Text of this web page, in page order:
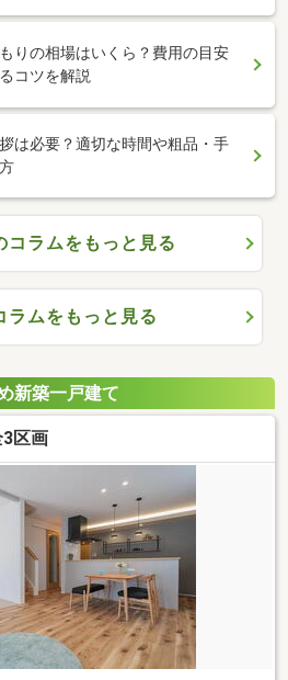
りの相場はいくら？費用の目安
コツを解説
は必要？適切な時間や粗品・手
コラムをもっと見る
ラムをもっと見る
新築一戸建て
区画